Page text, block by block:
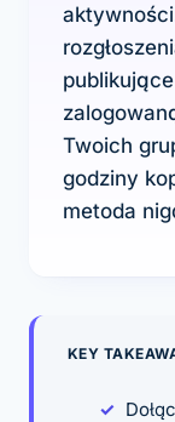
Twoich
godziny
metoda
KEY